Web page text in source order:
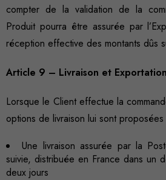
compter de la validation de la
Produit pourra être assurée par
réception effective des montants dûs
Article 9 – Livraison et Exportation
Lorsque le Client effectue la
options de livraison lui sont proposées
Une livraison assurée par la
suivie, distribuée en France dans un
deux jours